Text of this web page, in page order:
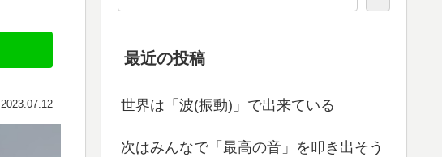
2023.07.12
最近の投稿
世界は「波(振動)」で出来ている
次はみんなで「最高の音」を叩き出そう